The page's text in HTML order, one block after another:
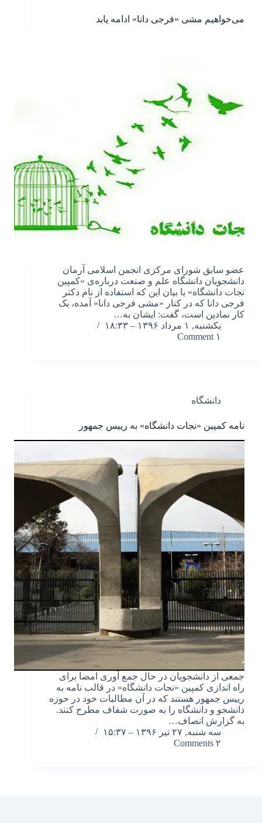
می‌خواهیم مشی «فرجی دانا» ادامه یابد
عضو سابق شورای مرکزی انجمن اسلامی آرمان
دانشجویان دانشگاه علم و صنعت درباره‌ی «کمپین
نجات دانشگاه» با بیان این که استفاده از نام دکتر
فرجی دانا که در کنار «مشی فرجی دانا» آمده، یک
کار نمادین است، گفت: ایشان به…
یکشنبه, ۱ مرداد ۱۳۹۶ – ۱۸:۳۳
۱ Comment
دانشگاه
نامه کمپین «نجات دانشگاه» به رییس جمهور
جمعی از دانشجویان در حال جمع آوری امضا برای
راه اندازی کمپین «نجات دانشگاه» در قالب نامه به
رییس جمهور هستند که در آن مطالبات خود در حوزه
دانشجو و دانشگاه را به صورت شفاف مطرح کنند.
به گزارش انصاف…
سه شنبه, ۲۷ تیر ۱۳۹۶ – ۱۵:۳۷
۲ Comments